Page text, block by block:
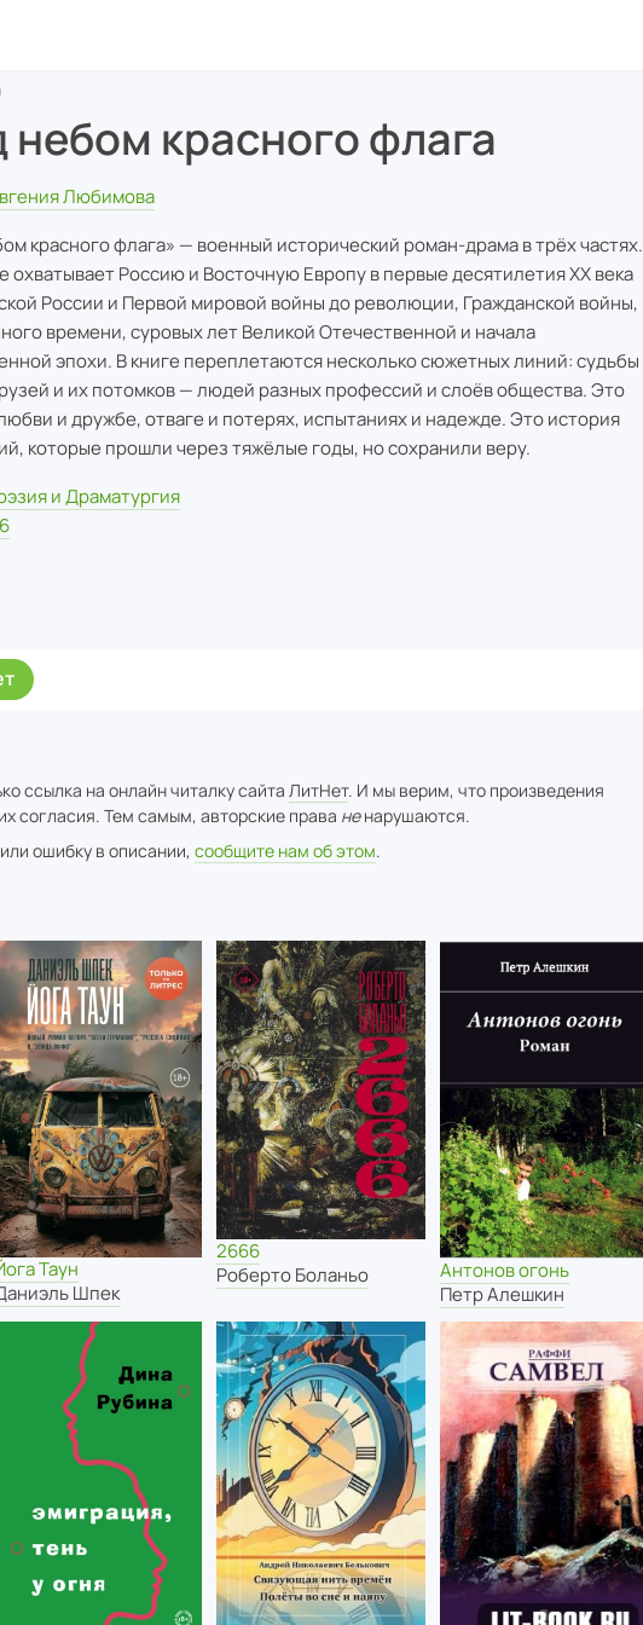
небом красного флага
Любимова
красного флага» — военный исторический роман-драма в трёх частях.
охватывает Россию и Восточную Европу в первые десятилетия XX века
России и Первой мировой войны до революции, Гражданской войны,
времени, суровых лет Великой Отечественной и начала
эпохи. В книге переплетаются несколько сюжетных линий: судьбы
и их потомков — людей разных профессий и слоёв общества. Это
и дружбе, отваге и потерях, испытаниях и надежде. Это история
которые прошли через тяжёлые годы, но сохранили веру.
и Драматургия
ссылка на онлайн читалку сайта ЛитНет. И мы верим, что произведения
согласия. Тем самым, авторские права ненарушаются.
ошибку в описании, сообщите нам об этом.
Таун
Шпек
2666
Роберто Боланьо
Антонов огонь
Петр Алешкин